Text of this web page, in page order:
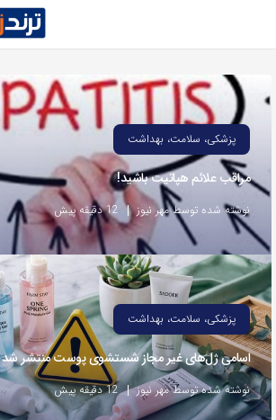
استفاده
روش‌های
زیر
می‌توانید
این
صفحه
را
با
دوستان
خود
به
پزشکی، سلامت، بهداشت
مراقب علائم هپاتیت باشید!
نوشته شده توسط مهر نیوز 12 دقیقه پیش
پزشکی، سلامت، بهداشت
اسامی ژل‌های غیر مجاز شستشوی پوست منتشر شد
نوشته شده توسط مهر نیوز 12 دقیقه پیش